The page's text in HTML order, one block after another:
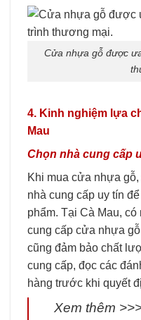
Cửa nhựa gỗ được
4. Kinh nghiệm lựa
Mau
Chọn nhà cung cấp
Khi mua cửa nhựa
nhà cung cấp uy tín
phẩm. Tại Cà Mau,
cung cấp cửa nhựa
cũng đảm bảo chất
cung cấp, đọc các
hàng trước khi quyết
Xem thêm